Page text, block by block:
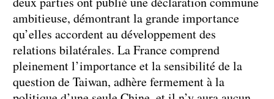
ambitieuse, démontrant la grande importance
qu’elles accordent au développement des
relations bilatérales. La France comprend
pleinement l’importance et la sensibilité de la
question de Taiwan, adhère fermement à la